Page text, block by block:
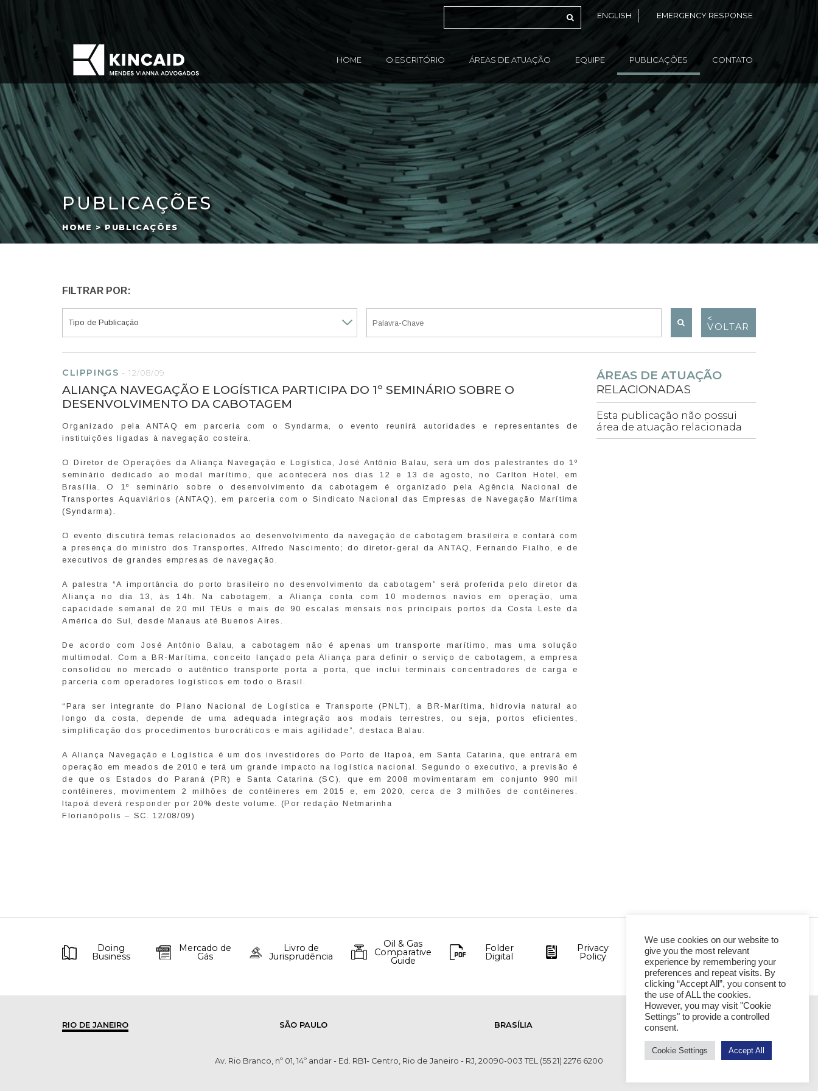
ENGLISH EMERGENCY RESPONSE
HOME O ESCRITÓRIO ÁREAS DE ATUAÇÃO EQUIPE PUBLICAÇÕES CONTATO
PUBLICAÇÕES
HOME > PUBLICAÇÕES
FILTRAR POR:
<
VOLTAR
CLIPPINGS -12/08/09
ALIANÇA NAVEGAÇÃO E LOGÍSTICA PARTICIPA DO 1º SEMINÁRIO SOBRE O
DESENVOLVIMENTO DA CABOTAGEM
Organizado pela ANTAQ em parceria com o Syndarma, o evento reunirá autoridades e representantes de
instituições ligadas à navegação costeira.
O Diretor de Operações da Aliança Navegação e Logística, José Antônio Balau, será um dos palestrantes do 1º
seminário dedicado ao modal marítimo, que acontecerá nos dias 12 e 13 de agosto, no Carlton Hotel, em
Brasília. O 1º seminário sobre o desenvolvimento da cabotagem é organizado pela Agência Nacional de
Transportes Aquaviários (ANTAQ), em parceria com o Sindicato Nacional das Empresas de Navegação Marítima
(Syndarma).
O evento discutirá temas relacionados ao desenvolvimento da navegação de cabotagem brasileira e contará com
a presença do ministro dos Transportes, Alfredo Nascimento; do diretor-geral da ANTAQ, Fernando Fialho, e de
executivos de grandes empresas de navegação.
A palestra “A importância do porto brasileiro no desenvolvimento da cabotagem” será proferida pelo diretor da
Aliança no dia 13, às 14h. Na cabotagem, a Aliança conta com 10 modernos navios em operação, uma
capacidade semanal de 20 mil TEUs e mais de 90 escalas mensais nos principais portos da Costa Leste da
América do Sul, desde Manaus até Buenos Aires.
De acordo com José Antônio Balau, a cabotagem não é apenas um transporte marítimo, mas uma solução
multimodal. Com a BR-Marítima, conceito lançado pela Aliança para definir o serviço de cabotagem, a empresa
consolidou no mercado o autêntico transporte porta a porta, que inclui terminais concentradores de carga e
parceria com operadores logísticos em todo o Brasil.
“Para ser integrante do Plano Nacional de Logística e Transporte (PNLT), a BR-Marítima, hidrovia natural ao
longo da costa, depende de uma adequada integração aos modais terrestres, ou seja, portos eficientes,
simplificação dos procedimentos burocráticos e mais agilidade”, destaca Balau.
A Aliança Navegação e Logística é um dos investidores do Porto de Itapoá, em Santa Catarina, que entrará em
operação em meados de 2010 e terá um grande impacto na logística nacional. Segundo o executivo, a previsão é
de que os Estados do Paraná (PR) e Santa Catarina (SC), que em 2008 movimentaram em conjunto 990 mil
contêineres, movimentem 2 milhões de contêineres em 2015 e, em 2020, cerca de 3 milhões de contêineres.
Itapoá deverá responder por 20% deste volume. (Por redação Netmarinha
Florianópolis – SC. 12/08/09)
ÁREAS DE ATUAÇÃO
RELACIONADAS
Esta publicação não possui
área de atuação relacionada
Doing
Business
Mercado de
Gás
Livro de
Jurisprudência
Oil & Gas
Comparative
Guide
Folder
Digital
Privacy
Policy
RIO DE JANEIRO SÃO PAULO BRASÍLIA
Av. Rio Branco, nº 01, 14º andar - Ed. RB1- Centro, Rio de Janeiro - RJ, 20090-003 TEL (55 21) 2276 6200
We use cookies on our website to
give you the most relevant
experience by remembering your
preferences and repeat visits. By
clicking “Accept All”, you consent to
the use of ALL the cookies.
However, you may visit "Cookie
Settings" to provide a controlled
consent.
Cookie Settings Accept All